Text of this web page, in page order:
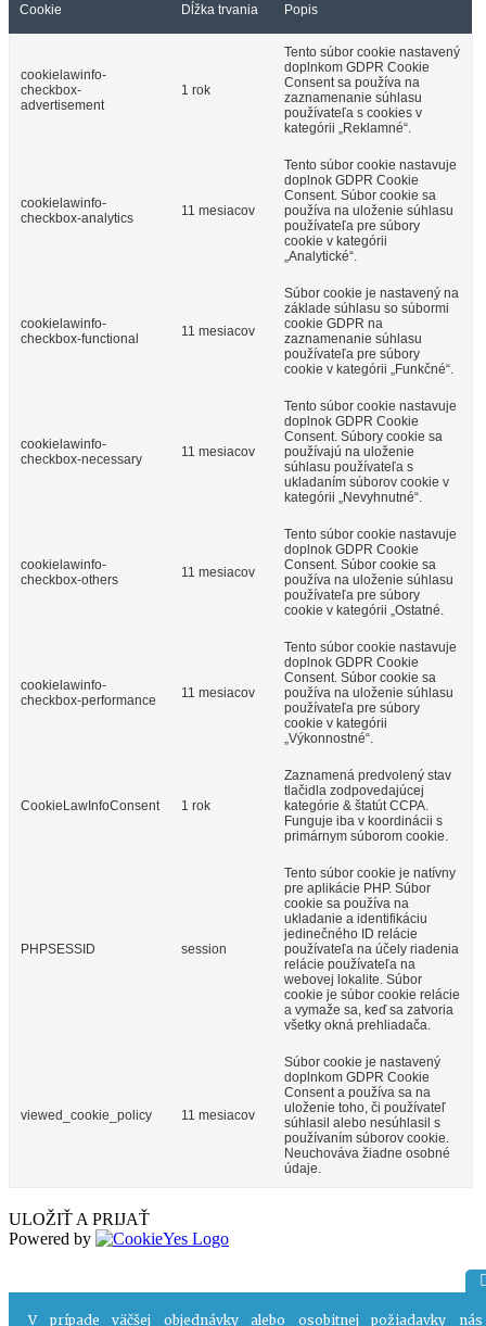
Cookie Dĺžka trvania Popis
cookielawinfo-
checkbox-
advertisement
1 rok
Tento súbor cookie nastavený
doplnkom GDPR Cookie
Consent sa používa na
zaznamenanie súhlasu
používateľa s cookies v
kategórii „Reklamné“.
cookielawinfo-
checkbox-analytics
11 mesiacov
Tento súbor cookie nastavuje
doplnok GDPR Cookie
Consent. Súbor cookie sa
používa na uloženie súhlasu
používateľa pre súbory
cookie v kategórii
„Analytické“.
cookielawinfo-
checkbox-functional
11 mesiacov
Súbor cookie je nastavený na
základe súhlasu so súbormi
cookie GDPR na
zaznamenanie súhlasu
používateľa pre súbory
cookie v kategórii „Funkčné“.
cookielawinfo-
checkbox-necessary
11 mesiacov
Tento súbor cookie nastavuje
doplnok GDPR Cookie
Consent. Súbory cookie sa
používajú na uloženie
súhlasu používateľa s
ukladaním súborov cookie v
kategórii „Nevyhnutné“.
cookielawinfo-
checkbox-others
11 mesiacov
Tento súbor cookie nastavuje
doplnok GDPR Cookie
Consent. Súbor cookie sa
používa na uloženie súhlasu
používateľa pre súbory
cookie v kategórii „Ostatné.
cookielawinfo-
checkbox-performance
11 mesiacov
Tento súbor cookie nastavuje
doplnok GDPR Cookie
Consent. Súbor cookie sa
používa na uloženie súhlasu
používateľa pre súbory
cookie v kategórii
„Výkonnostné“.
CookieLawInfoConsent 1 rok
Zaznamená predvolený stav
tlačidla zodpovedajúcej
kategórie & štatút CCPA.
Funguje iba v koordinácii s
primárnym súborom cookie.
PHPSESSID session
Tento súbor cookie je natívny
pre aplikácie PHP. Súbor
cookie sa používa na
ukladanie a identifikáciu
jedinečného ID relácie
používateľa na účely riadenia
relácie používateľa na
webovej lokalite. Súbor
cookie je súbor cookie relácie
a vymaže sa, keď sa zatvoria
všetky okná prehliadača.
viewed_cookie_policy 11 mesiacov
Súbor cookie je nastavený
doplnkom GDPR Cookie
Consent a používa sa na
uloženie toho, či používateľ
súhlasil alebo nesúhlasil s
používaním súborov cookie.
Neuchováva žiadne osobné
údaje.
ULOŽIŤ A PRIJAŤ
Powered by
V prípade väčšej objednávky alebo osobitnej požiadavky nás